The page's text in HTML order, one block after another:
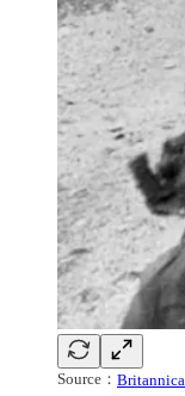
Source： Britannica